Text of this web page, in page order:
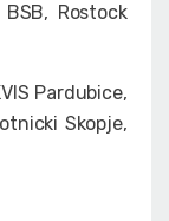
BSB, Rostock
Pardubice,
Skopje,